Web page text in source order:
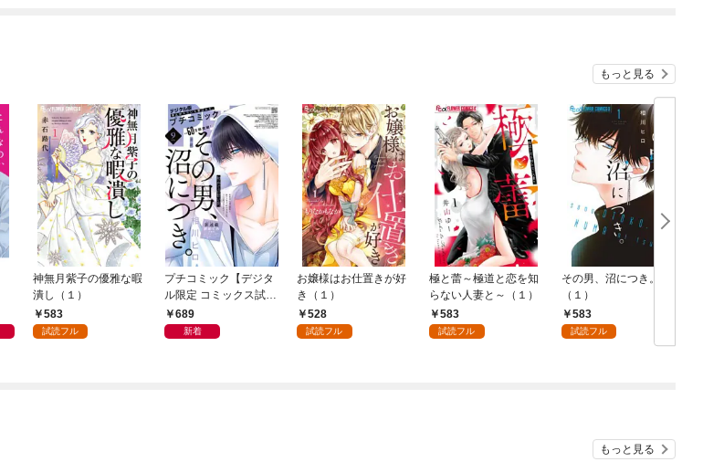
もっと見る
神無月紫子の優雅な暇
潰し（１）
583
試読フル
プチコミック【デジタ
ル限定 コミックス試し
読み特典付き】 2026
年9月号（2026年8月7
689
新着
お嬢様はお仕置きが好
き（１）
528
試読フル
極と蕾～極道と恋を知
らない人妻と～（１）
583
試読フル
その男、沼につき。
（１）
583
試読フル
もっと見る